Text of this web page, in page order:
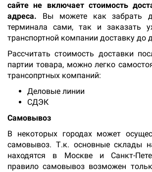
сайте не включает стоимость
адреса. Вы можете как забрать
терминала сами, так и заказать
транспортной компании доставку до
Рассчитать стоимость доставки
партии товара, можно легко
трансопртных компаний:
Деловые линии
СДЭК
Самовывоз
В некоторых городах может
самовывоз. Т.к. основные склады
находятся в Москве и Санкт-
правило самовывоз возможен